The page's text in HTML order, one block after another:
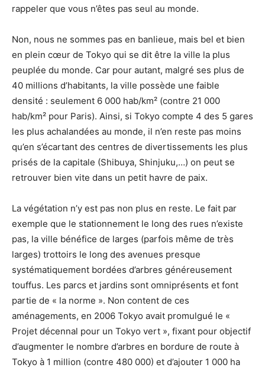
rappeler que vous n’êtes pas seul au monde.
Non, nous ne sommes pas en banlieue, mais bel et bien
en plein cœur de Tokyo qui se dit être la ville la plus
peuplée du monde. Car pour autant, malgré ses plus de
40 millions d’habitants, la ville possède une faible
densité : seulement 6 000 hab/km² (contre 21 000
hab/km² pour Paris). Ainsi, si Tokyo compte 4 des 5 gares
les plus achalandées au monde, il n’en reste pas moins
qu’en s’écartant des centres de divertissements les plus
prisés de la capitale (Shibuya, Shinjuku,…) on peut se
retrouver bien vite dans un petit havre de paix.
La végétation n’y est pas non plus en reste. Le fait par
exemple que le stationnement le long des rues n’existe
pas, la ville bénéfice de larges (parfois même de très
larges) trottoirs le long des avenues presque
systématiquement bordées d’arbres généreusement
touffus. Les parcs et jardins sont omniprésents et font
partie de « la norme ». Non content de ces
aménagements, en 2006 Tokyo avait promulgué le «
Projet décennal pour un Tokyo vert », fixant pour objectif
d’augmenter le nombre d’arbres en bordure de route à
Tokyo à 1 million (contre 480 000) et d’ajouter 1 000 ha